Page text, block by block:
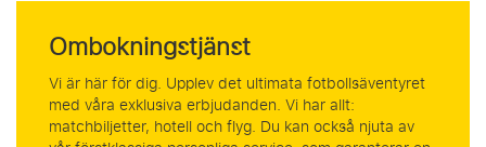
Ombokningstjänst
Vi är här för dig. Upplev det ultimata fotbollsäventyret
med våra exklusiva erbjudanden. Vi har allt:
matchbiljetter, hotell och flyg. Du kan också njuta av